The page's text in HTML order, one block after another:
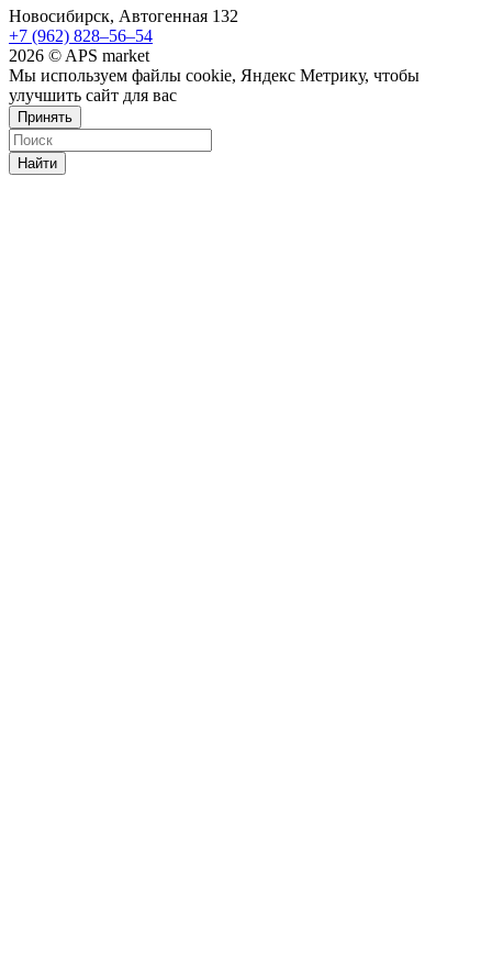
Новосибирск, Автогенная 132
+7 (962) 828‒56‒54
2026 © APS market
Мы используем файлы cookie, Яндекс Метрику, чтобы
улучшить сайт для вас
Принять
Найти